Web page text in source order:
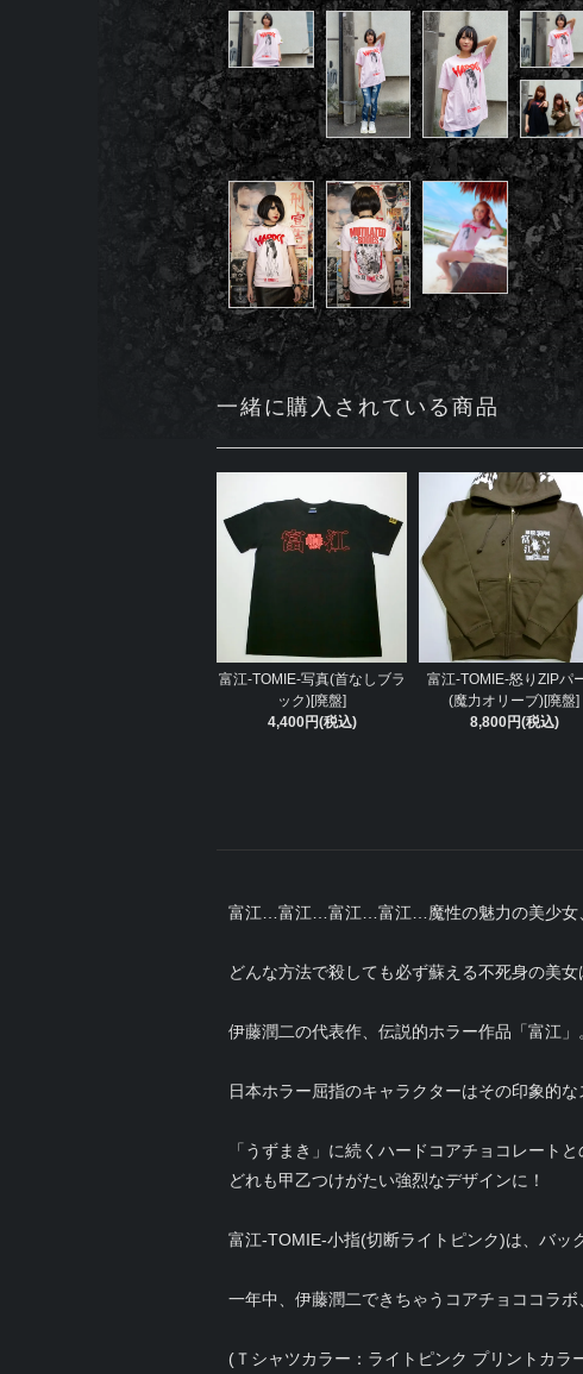
一緒に購入されている商品
富江-TOMIE-写真(首なしブラ
ック)[廃盤]
4,400円(税込)
富江-TOMIE-怒りZIPパ
(魔力オリーブ)[廃盤]
8,800円(税込)
富江…富江…富江…富江…魔性の魅力の美少女
どんな方法で殺しても必ず蘇える不死身の美
伊藤潤二の代表作、伝説的ホラー作品「富江」
日本ホラー屈指のキャラクターはその印象的
「うずまき」に続くハードコアチョコレート
どれも甲乙つけがたい強烈なデザインに！
富江-TOMIE-小指(切断ライトピンク)は、バッ
一年中、伊藤潤二できちゃうコアチョココラ
(Ｔシャツカラー：ライトピンク プリントカラ